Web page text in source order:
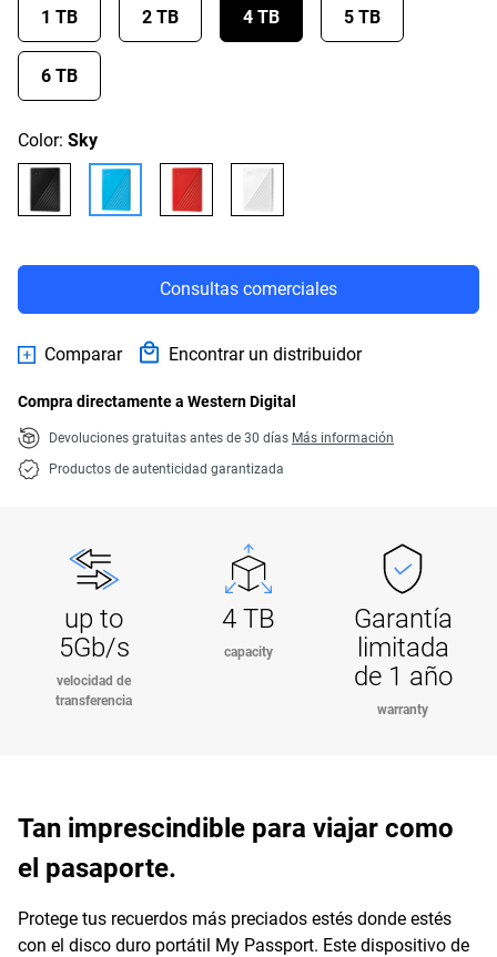
1 TB 2 TB 4 TB 5 TB
6 TB
Color: Sky
Consultas comerciales
Comparar Encontrar un distribuidor
Compra directamente a Western Digital
Devoluciones gratuitas antes de 30 días Más información
Productos de autenticidad garantizada
up to
5Gb/s
velocidad de
transferencia
4 TB
capacity
Garantía
limitada
de 1 año
warranty
Tan imprescindible para viajar como
el pasaporte.
Protege tus recuerdos más preciados estés donde estés
con el disco duro portátil My Passport. Este dispositivo de